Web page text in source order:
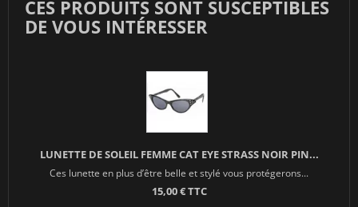
CES PRODUITS SONT SUSCEPTIBLES
DE VOUS INTÉRESSER
LUNETTE DE SOLEIL FEMME CAT EYE STRASS NOIR PIN...
Ces lunette en plus d’être belle et stylé vous protégerons...
15,00 € TTC